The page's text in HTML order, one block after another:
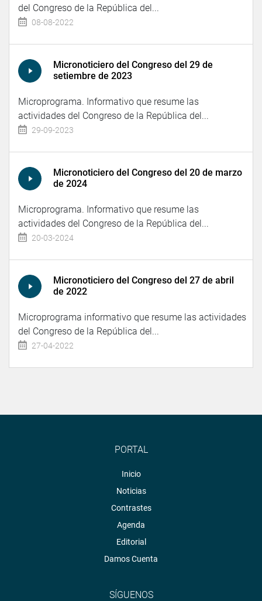
del Congreso de la República del...
08-08-2022
Micronoticiero del Congreso del 29 de
setiembre de 2023
Microprograma. Informativo que resume las
actividades del Congreso de la República del...
29-09-2023
Micronoticiero del Congreso del 20 de marzo
de 2024
Microprograma. Informativo que resume las
actividades del Congreso de la República del...
20-03-2024
Micronoticiero del Congreso del 27 de abril
de 2022
Microprograma informativo que resume las actividades
del Congreso de la República del...
27-04-2022
PORTAL
Inicio
Noticias
Contrastes
Agenda
Editorial
Damos Cuenta
SÍGUENOS